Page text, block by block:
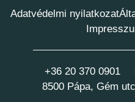
Adatvédelmi nyilatkozat
+36 20 370 0901
8500 Pápa, Gém